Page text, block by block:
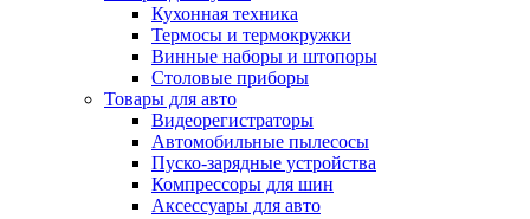
Кухонная техника
Термосы и термокружки
Винные наборы и штопоры
Столовые приборы
Товары для авто
Видеорегистраторы
Автомобильные пылесосы
Пуско-зарядные устройства
Компрессоры для шин
Аксессуары для авто